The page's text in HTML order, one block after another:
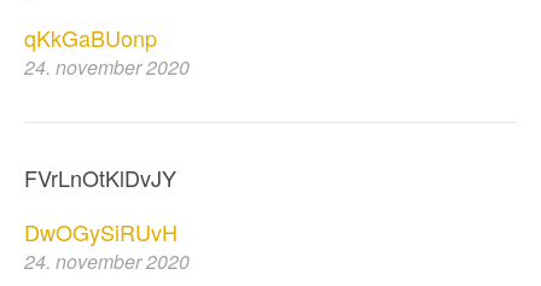
qKkGaBUonp
24. november 2020
FVrLnOtKlDvJY
DwOGySiRUvH
24. november 2020